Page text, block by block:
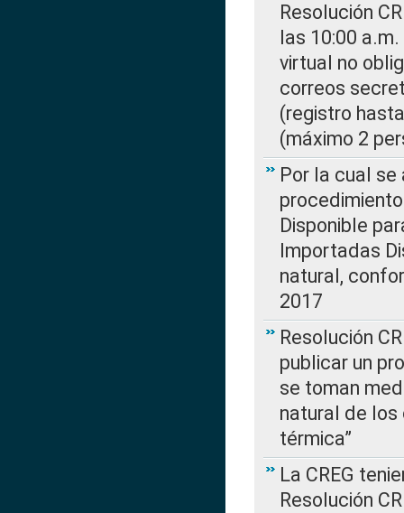
Resolución
las 10:00
virtual no
correos
(registro
(máximo 2
Por la cual
Disponible
Importadas
natural,
2017
Resolución
publicar un
se toman
natural de los
térmica”
La CREG
Resolución